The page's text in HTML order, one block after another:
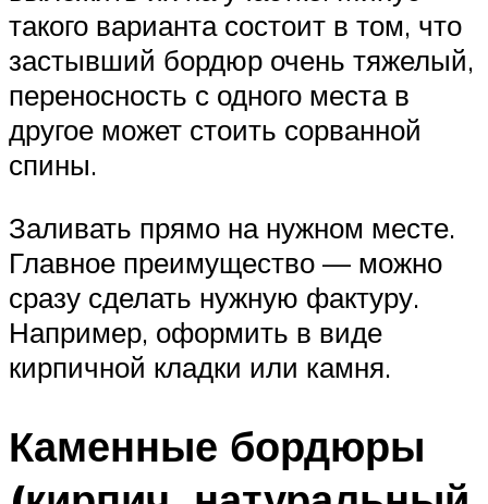
такого варианта состоит в том, что
застывший бордюр очень тяжелый,
переносность с одного места в
другое может стоить сорванной
спины.
Заливать прямо на нужном месте.
Главное преимущество — можно
сразу сделать нужную фактуру.
Например, оформить в виде
кирпичной кладки или камня.
Каменные бордюры